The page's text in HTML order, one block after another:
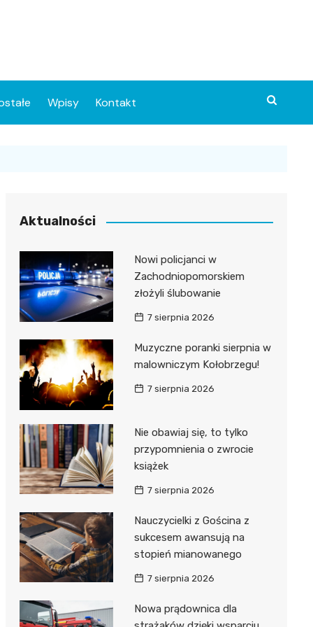
Wpisy Kontakt
Aktualności
Nowi policjanci w
Zachodniopomorskiem
złożyli ślubowanie
7 sierpnia 2026
Muzyczne poranki sierpnia w
malowniczym Kołobrzegu!
7 sierpnia 2026
Nie obawiaj się, to tylko
przypomnienia o zwrocie
książek
7 sierpnia 2026
Nauczycielki z Gościna z
sukcesem awansują na
stopień mianowanego
7 sierpnia 2026
Nowa prądownica dla